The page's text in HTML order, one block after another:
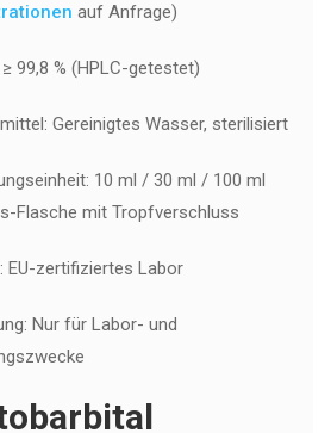
auf Anfrage)
99,8 % (HPLC-getestet)
Gereinigtes Wasser, sterilisiert
10 ml / 30 ml / 100 ml
Flasche mit Tropfverschluss
EU-zertifiziertes Labor
Nur für Labor- und